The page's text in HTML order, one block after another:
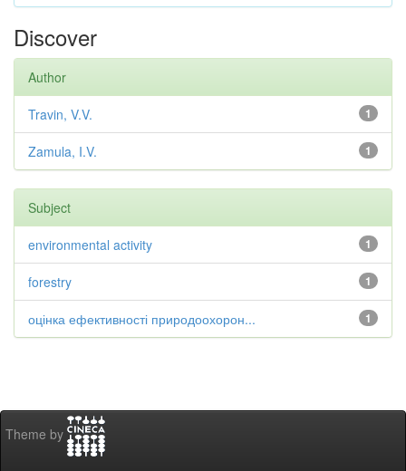
Discover
Author
1
Travin, V.V.
1
Zamula, I.V.
Subject
1
environmental activity
1
forestry
1
оцінка ефективності природоохорон...
Theme by